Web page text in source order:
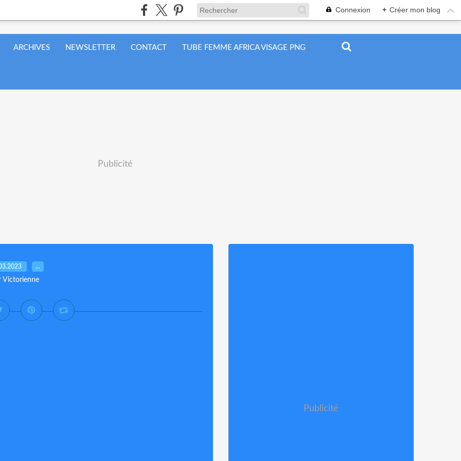
Connexion + Créer mon blog
ARCHIVES NEWSLETTER CONTACT TUBE FEMME AFRICA VISAGE PNG
Publicité
…
Victorienne
Publicité